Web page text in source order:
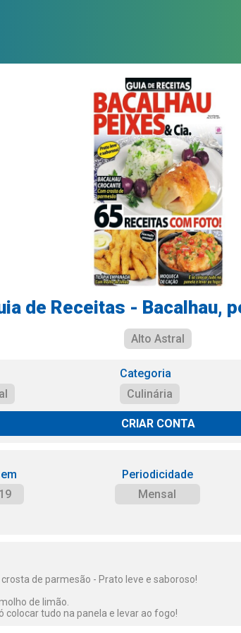
de Receitas - Bacalhau,
Alto Astral
Categoria
Culinária
CRIAR CONTA
Periodicidade
Mensal
de parmesão - Prato leve e saboroso!
de limão.
colocar tudo na panela e levar ao fogo!